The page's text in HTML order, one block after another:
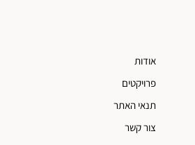
אודות
פרויקטים
תנאי האתר
צור קשר